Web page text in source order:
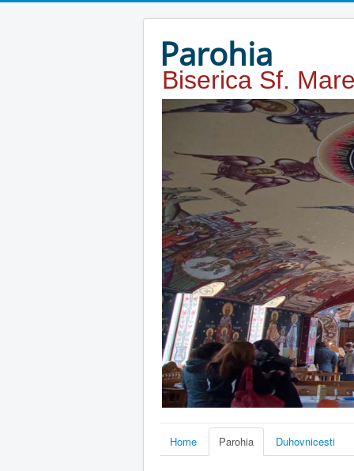
Parohia
Biserica Sf.
Home Parohia Duhovnicesti